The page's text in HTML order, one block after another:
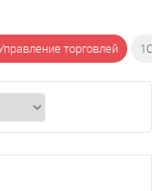
торговлей 1С